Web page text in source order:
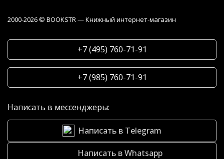
2000-2026 © BOOKSTR — Книжный интернет-магазин
+7 (495) 760-71-91
+7 (985) 760-71-91
Написать в мессенджеры:
Написать в Telegram
Написать в Whatsapp